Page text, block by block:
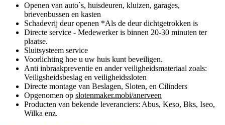
Openen van auto`s, huisdeuren, kluizen, garages,
brievenbussen en kasten
Schadevrij deur openen *Als de deur dichtgetrokken is
Directe service - Medewerker is binnen 20-30 minuten ter
plaatse.
Sluitsysteem service
Voorlichting hoe u uw huis kunt beveiligen.
Anti inbraakpreventie en ander veiligheidsmateriaal zoals:
Veiligsheidsbeslag en veiligheidssloten
Directe montage van Beslagen, Sloten, en Cilinders
Opgenomen op slotenmaker.mobi/anerveen
Producten van bekende leveranciers: Abus, Keso, Bks, Iseo,
Wilka enz.